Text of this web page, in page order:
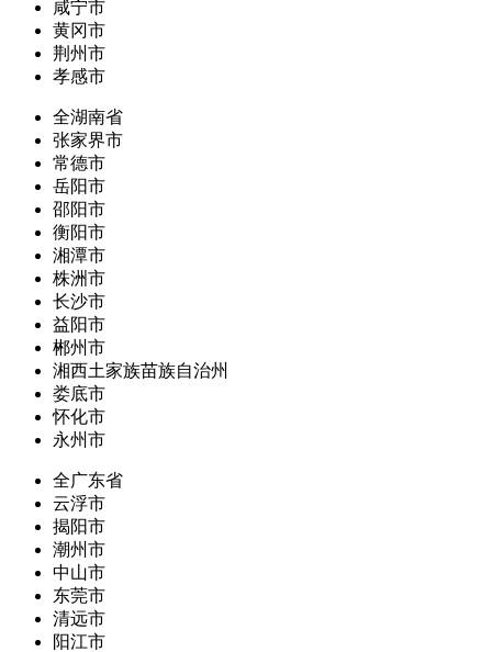
咸宁市
黄冈市
荆州市
孝感市
全湖南省
张家界市
常德市
岳阳市
邵阳市
衡阳市
湘潭市
株洲市
长沙市
益阳市
郴州市
湘西土家族苗族自治州
娄底市
怀化市
永州市
全广东省
云浮市
揭阳市
潮州市
中山市
东莞市
清远市
阳江市